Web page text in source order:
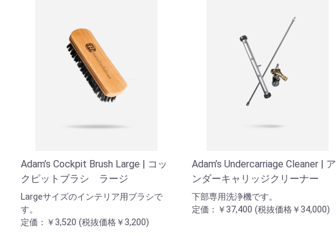
Adam’s Cockpit Brush Large | コッ
クピットブラシ ラージ
Largeサイズのインテリア用ブラシで
す。
定価：￥3,520 (税抜価格￥3,200)
Adam’s Undercarriage Cleaner | ア
ンダーキャリッジクリーナー
下部専用洗浄機です。
定価：￥37,400 (税抜価格￥34,000)